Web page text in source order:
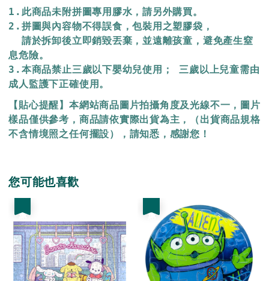
1.此商品未附拼圖專用膠水，請另外購買。
2.拼圖與內容物不得誤食，包裝用之塑膠袋，
  請於拆卸後立即銷毀丟棄，
並遠離孩童，避免產生窒
息危險。
3.本商品禁止三歲以下嬰幼兒使用； 三歲以上兒童需由
成人監護下正確使用。
【貼心提醒】本網站商品圖片拍攝角度及光線不一，圖片
樣品僅供參考，商品請依實際出貨為主，（出貨商品規格
不含情境照之任何擺設），請知悉，感謝您！
您可能也喜歡